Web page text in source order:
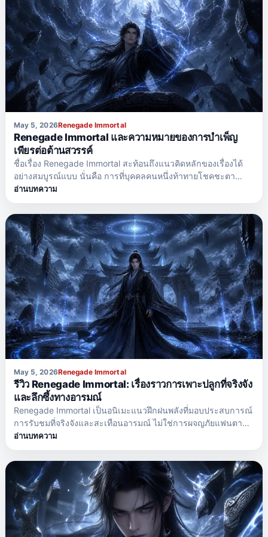
May 5, 2026Renegade Immortal
Renegade Immortal และความหมายของการบำเพ็ญ
เพียรต่อต้านสวรรค์
ชื่อเรื่อง Renegade Immortal สะท้อนถึงแนวคิดหลักของเรื่องได้
อย่างสมบูรณ์แบบ นั่นคือ การที่บุคคลคนหนึ่งท้าทายโชคชะตา
สวรรค์ และกฎเกณฑ์อันโหดร้ายของโลกแห่งการบำเพ็ญเพียร ใน
ภาษาจีน คำว่า เซียนหนี่ หมายถึง การฝืนเส้นทางที่โชคชะตา
กำหนดไว้ ธีมนี้เป็นหนึ่งในเหตุผลที่ทำให้อนิเมะเรื่องนี้ทรงพลังมาก
อ่านบทความ
May 5, 2026Renegade Immortal
รีวิว Renegade Immortal: เรื่องราวการเพาะปลูกที่จริงจัง
และลึกซึ้งทางอารมณ์
Renegade Immortal เป็นอนิเมะแนวฝึกฝนพลังที่มอบประสบการณ์
การรับชมที่จริงจังและสะเทือนอารมณ์ ไม่ใช่การผจญภัยแฟนตาซี
ธรรมดาที่ตัวเอกชนะได้อย่างง่ายดายและสะสมพลังโดยไม่มีผลกระ
ทบใดๆ แต่กลับบอกเล่าเรื่องราวที่มืดมนกว่าเกี่ยวกับการเอาชีวิต
รอด ความโดดเดี่ยว และเส้นทางอันเจ็บปวดสู่ความแข็งแกร่ง ซีรีส์
นี้ติดตาม Wang Lin ชายหนุ่มคนหนึ่ง
อ่านบทความ